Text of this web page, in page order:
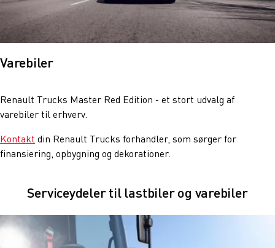
Varebiler
Renault Trucks Master Red Edition - et stort udvalg af
varebiler til erhverv.
Kontakt din Renault Trucks forhandler, som sørger for
finansiering, opbygning og dekorationer.
Serviceydeler til lastbiler og varebiler